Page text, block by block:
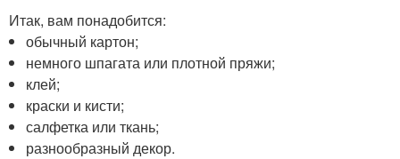
Итак, вам понадобится:
обычный картон;
немного шпагата или плотной пряжи;
клей;
краски и кисти;
салфетка или ткань;
разнообразный декор.